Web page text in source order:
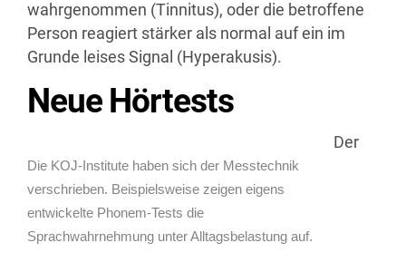
wahrgenommen (Tinnitus), oder die betroffene
Person reagiert stärker als normal auf ein im
Grunde leises Signal (Hyperakusis).
Neue Hörtests
Die KOJ-Institute haben sich der Messtechnik
verschrieben. Beispielsweise zeigen eigens
entwickelte Phonem-Tests die
Sprachwahrnehmung unter Alltagsbelastung auf.
Der